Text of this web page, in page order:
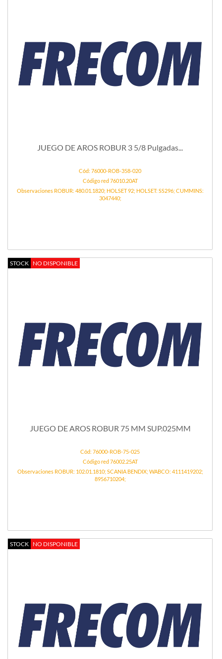
JUEGO DE AROS ROBUR 3 5/8 Pulgadas...
Cód: 76000-ROB-358-020
Código red 76010.20AT
Observaciones ROBUR: 480.01.1820; HOLSET 92; HOLSET: SS296; CUMMINS:
3047440;
STOCK NO DISPONIBLE
JUEGO DE AROS ROBUR 75 MM SUP.025MM
Cód: 76000-ROB-75-025
Código red 76002.25AT
Observaciones ROBUR: 102.01.1810; SCANIA BENDIX; WABCO: 4111419202;
8956710204;
STOCK NO DISPONIBLE